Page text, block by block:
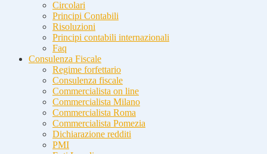
Circolari
Principi Contabili
Risoluzioni
Principi contabili internazionali
Faq
Consulenza Fiscale
Regime forfettario
Consulenza fiscale
Commercialista on line
Commercialista Milano
Commercialista Roma
Commercialista Pomezia
Dichiarazione redditi
PMI